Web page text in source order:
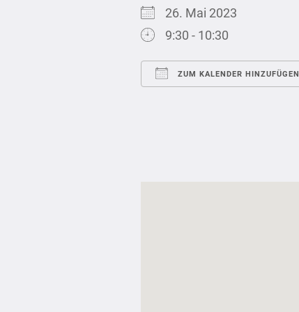
26. Mai 2023
9:30 - 10:30
ZUM KALENDER HINZUFÜGEN